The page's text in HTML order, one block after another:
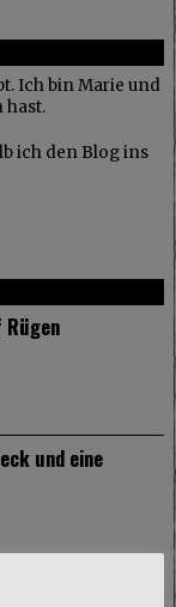
Ich bin Marie und
hast.
ich den Blog ins
Rügen
und eine